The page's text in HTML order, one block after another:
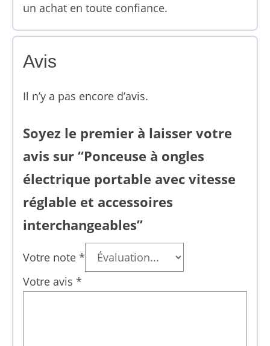
un achat en toute confiance.
Avis
Il n’y a pas encore d’avis.
Soyez le premier à laisser votre
avis sur “Ponceuse à ongles
électrique portable avec vitesse
réglable et accessoires
interchangeables”
Votre note *
Votre avis *